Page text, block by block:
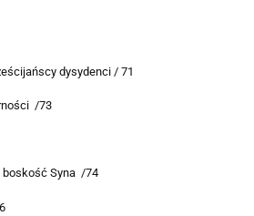
dysydenci / 71
/73
boskość Syna /74